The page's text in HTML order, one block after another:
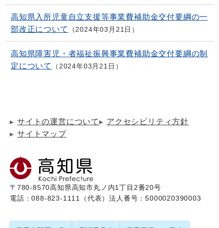
高知県入所児童自立支援等事業費補助金交付要綱の一
部改正について
2024年03月21日
高知県障害児・者福祉振興事業費補助金交付要綱の制
定について
2024年03月21日
サイトの運営について
アクセシビリティ方針
サイトマップ
〒780-8570高知県高知市丸ノ内1丁目2番20号
電話：088-823-1111（代表）法人番号：5000020390003